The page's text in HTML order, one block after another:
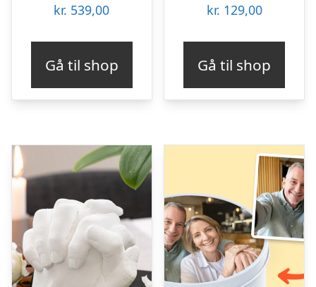
kr. 539,00
Gå til shop
kr. 129,00
Gå til shop